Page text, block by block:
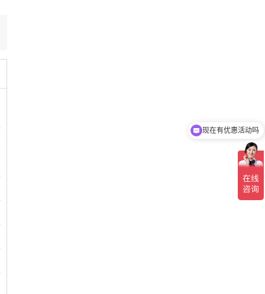
可以介绍下你们的产品么
现在有优惠活动吗